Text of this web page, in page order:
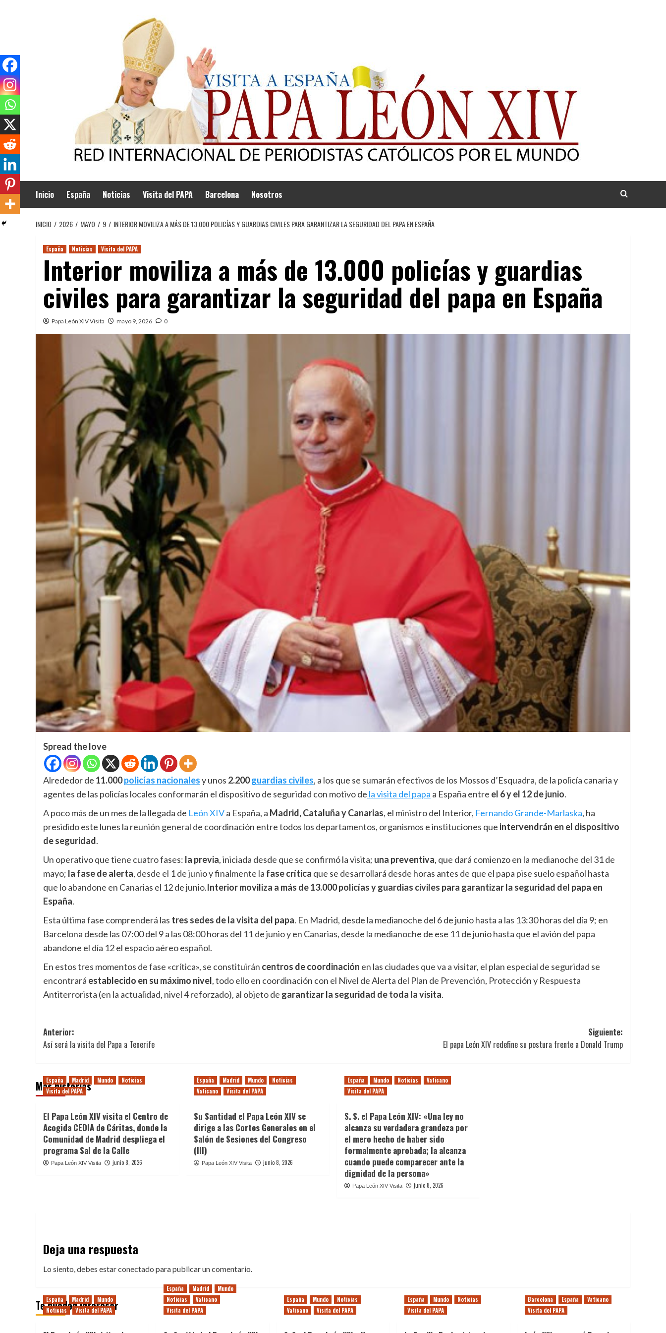
Inicio España Noticias Visita del PAPA Barcelona Nosotros
INICIO 2026 MAYO 9 INTERIOR MOVILIZA A MÁS DE 13.000 POLICÍAS Y GUARDIAS CIVILES PARA GARANTIZAR LA SEGURIDAD DEL PAPA EN ESPAÑA
España Noticias Visita del PAPA
Interior moviliza a más de 13.000 policías y guardias
civiles para garantizar la seguridad del papa en España
Papa León XIV Visita mayo 9, 2026 0
Spread the love
Alrededor de 11.000policías nacionalesy unos 2.200guardias civiles, a los que se sumarán efectivos de los Mossos d’Esquadra, de la policía canaria y
agentes de las policías locales conformarán el dispositivo de seguridad con motivo de la visita del papa a España entre el 6 y el 12 de junio.
A poco más de un mes de la llegada de León XIVa España, a Madrid, Cataluña y Canarias, el ministro del Interior, Fernando Grande-Marlaska, ha
presidido este lunes la reunión general de coordinación entre todos los departamentos, organismos e instituciones que intervendrán en el dispositivo
de seguridad.
Un operativo que tiene cuatro fases: la previa, iniciada desde que se confirmó la visita; una preventiva, que dará comienzo en la medianoche del 31 de
mayo; la fase de alerta, desde el 1 de junio y finalmente la fase crítica que se desarrollará desde horas antes de que el papa pise suelo español hasta
que lo abandone en Canarias el 12 de junio.Interior moviliza a más de 13.000 policías y guardias civiles para garantizar la seguridad del papa en
España.
Esta última fase comprenderá las tres sedes de la visita del papa. En Madrid, desde la medianoche del 6 de junio hasta a las 13:30 horas del día 9; en
Barcelona desde las 07:00 del 9 a las 08:00 horas del 11 de junio y en Canarias, desde la medianoche de ese 11 de junio hasta que el avión del papa
abandone el día 12 el espacio aéreo español.
En estos tres momentos de fase «crítica», se constituirán centros de coordinación en las ciudades que va a visitar, el plan especial de seguridad se
encontrará establecido en su máximo nivel, todo ello en coordinación con el Nivel de Alerta del Plan de Prevención, Protección y Respuesta
Antiterrorista (en la actualidad, nivel 4 reforzado), al objeto de garantizar la seguridad de toda la visita.
Navegación
de
Anterior:
Así será la visita del Papa a Tenerife
Siguiente:
El papa León XIV redefine su postura frente a Donald Trump
Más historias
España Madrid Mundo
Noticias
Visita del PAPA
El Papa León XIV visita el Centro de
Acogida CEDIA de Cáritas, donde la
Comunidad de Madrid despliega el
programa Sal de la Calle
Papa León XIV Visita junio 8, 2026
España Madrid Mundo
Noticias
Vaticano
Visita del PAPA
Su Santidad el Papa León XIV se
dirige a las Cortes Generales en el
Salón de Sesiones del Congreso
(III)
Papa León XIV Visita junio 8, 2026
España Mundo Noticias
Vaticano
Visita del PAPA
S. S. el Papa León XIV: «Una ley no
alcanza su verdadera grandeza por
el mero hecho de haber sido
formalmente aprobada; la alcanza
cuando puede comparecer ante la
dignidad de la persona»
Papa León XIV Visita junio 8, 2026
Deja una respuesta
Lo siento, debes estarconectado para publicar un comentario.
Te pueden interesar
España Madrid
Mundo
Noticias
Visita del PAPA
España Madrid
Mundo
Noticias
Vaticano
Visita del PAPA
España Mundo
Noticias
Vaticano
Visita del PAPA
España Mundo
Noticias
Visita del PAPA
Barcelona España
Vaticano
Visita del PAPA